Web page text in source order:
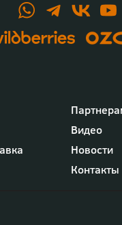
Видео
Новости
Контакты